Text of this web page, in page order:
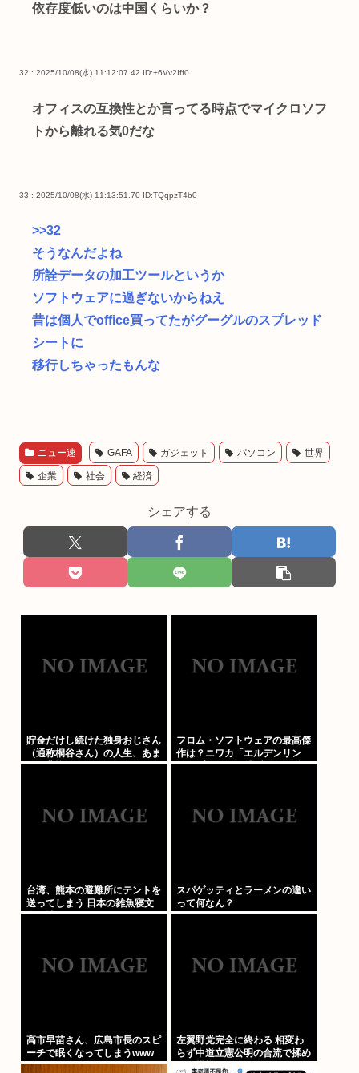
依存度低いのは中国くらいか？
32 : 2025/10/08(水) 11:12:07.42 ID:+6Vv2Iff0
オフィスの互換性とか言ってる時点でマイクロソフ
トから離れる気0だな
33 : 2025/10/08(水) 11:13:51.70 ID:TQqpzT4b0
>>32
そうなんだよね
所詮データの加工ツールというか
ソフトウェアに過ぎないからねえ
昔は個人でoffice買ってたがグーグルのスプレッド
シートに
移行しちゃったもんな
ニュー速 GAFA ガジェット パソコン 世界
企業 社会 経済
シェアする
貯金だけし続けた独身おじさん
（通称桐谷さん）の人生、あま
りに悲惨すぎるwww
フロム・ソフトウェアの最高傑
作は？ニワカ「エルデンリン
グ」プレステ厨「ブラボ」逆張
台湾、熊本の避難所にテントを
送ってしまう 日本の雑魚寝文
化を壊すな！
スパゲッティとラーメンの違い
って何なん？
高市早苗さん、広島市長のスピ
ーチで眠くなってしまうwww
左翼野党完全に終わる 相変わ
らず中道立憲公明の合流で揉め
てる模様